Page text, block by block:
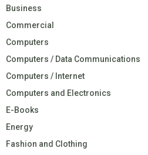
Business
Commercial
Computers
Computers / Data Communications
Computers / Internet
Computers and Electronics
E-Books
Energy
Fashion and Clothing